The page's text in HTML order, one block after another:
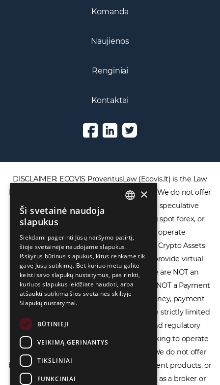
Komanda
Naujienos
Renginiai
Kontaktai
DISCLAIMER: ECOVIS ProventusLaw (Ecovis.lt) is the Law
Firm and NOT a financial services provider. We do not offer
or provide access to securities, complex speculative
financial products including CFDs, rolling spot forex, or
financial spread betting. We do not operate
cryptocurrency exchanges, we are NOT a Crypto Assets
Service Provider (CASP), and we do not provide virtual
assets software or hardware wallets. We are NOT an
Electronic Money Institution (EMI), we are NOT a Payment
Institution (PI), and we do not issue e-money, payment
services, or IBAN accounts. Our services are strictly limited
to legal advisory, licensing assistance, and regulatory
compliance consulting for businesses seeking to operate
within the EU/EEA financial framework. We do not offer
banking services, loans, insurance, investment products, or
crowdfunding services and we do not act as a broker or
РУССКИЙ
中文（简体
×
Ši svetainė naudoja
slapukus
Siekdami pagerinti Jūsų naršymo patirtį,
šioje svetainėje naudojame slapukus.
Išskyrus būtinus slapukus, kitus renkame tik
gavę Jūsų sutikimą. Bet kuriuo metu galite
keisti savo slapukų nustatymus, pasirinkti,
kuriuos slapukus leidžiate naudoti, arba
atšaukti sutikimą šios svetainės skiltyje
Slapukų nustatymai.
BŪTINIEJI
VEIKIMĄ GERINANTYS
TIKSLINIAI
FUNKCINIAI